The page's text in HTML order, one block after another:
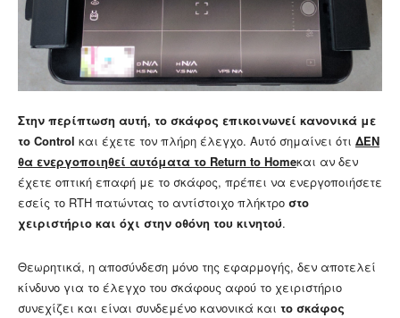
Στην περίπτωση αυτή, το σκάφος επικοινωνεί κανονικά με
το Control και έχετε τον πλήρη έλεγχο. Αυτό σημαίνει ότι ΔΕΝ
θα ενεργοποιηθεί αυτόματα το Return to Homeκαι αν δεν
έχετε οπτική επαφή με το σκάφος, πρέπει να ενεργοποιήσετε
εσείς το RTH πατώντας το αντίστοιχο πλήκτρο στο
χειριστήριο και όχι στην οθόνη του κινητού.
Θεωρητικά, η αποσύνδεση μόνο της εφαρμογής, δεν αποτελεί
κίνδυνο για το έλεγχο του σκάφους αφού το χειριστήριο
συνεχίζει και είναι συνδεμένο κανονικά και το σκάφος